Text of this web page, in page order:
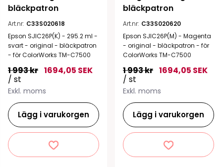
bläckpatron
Art.nr: C33S020618
Epson SJIC26P(K) - 295.2 ml -
svart - original - bläckpatron
- för ColorWorks TM-C7500
1 993 kr 1694,05 SEK
/ st
Exkl. moms
Lägg i varukorgen
bläckpatron
Art.nr: C33S020620
Epson SJIC26P(M) - Magenta
- original - bläckpatron - för
ColorWorks TM-C7500
1 993 kr 1694,05 SEK
/ st
Exkl. moms
Lägg i varukorgen